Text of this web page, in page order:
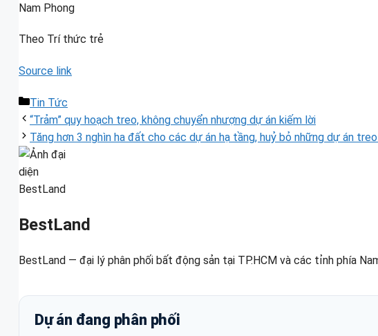
Nam Phong
Theo Trí thức trẻ
Source link
Danh
mục
Tin Tức
“Trảm” quy hoạch treo, không chuyển nhượng dự án kiếm lời
Tăng hơn 3 nghìn ha đất cho các dự án hạ tầng, huỷ bỏ những dự án
BestLand
BestLand — đại lý phân phối bất động sản tại TP.HCM và các tỉnh phía
Dự án đang phân phối